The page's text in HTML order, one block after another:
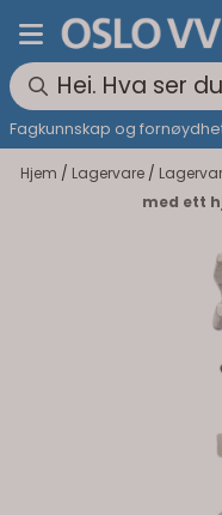
Hopp til innhold
Fagkunnskap og
Hjem / Lagervare /
med ett